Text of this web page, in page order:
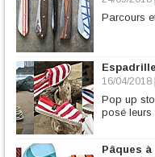
Parcours
16/04/2018
Pop up
posé leurs
Pâques